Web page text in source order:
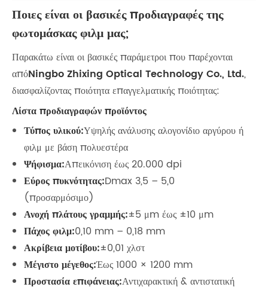
Ποιες είναι οι βασικές προδιαγραφές της
φωτομάσκας φιλμ μας;
Παρακάτω είναι οι βασικές παράμετροι που παρέχονται
απόNingbo Zhixing Optical Technology Co., Ltd.,
διασφαλίζοντας ποιότητα επαγγελματικής ποιότητας:
Λίστα προδιαγραφών προϊόντος
Τύπος υλικού:Υψηλής ανάλυσης αλογονίδιο αργύρου ή
φιλμ με βάση πολυεστέρα
Ψήφισμα:Απεικόνιση έως 20.000 dpi
Εύρος πυκνότητας:Dmax 3,5 – 5,0
(προσαρμόσιμο)
Ανοχή πλάτους γραμμής:±5 μm έως ±10 μm
Πάχος φιλμ:0,10 mm – 0,18 mm
Ακρίβεια μοτίβου:±0,01 χλστ
Μέγιστο μέγεθος:Έως 1000 × 1200 mm
Προστασία επιφάνειας:Αντιχαρακτική & αντιστατική